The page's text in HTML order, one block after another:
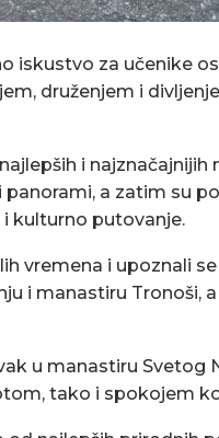
iskustvo za učenike
druženjem i
i najznačajnijih
a zatim su
kulturno putovanje.
vremena i upoznali
i manastiru Tronoši,
u manastiru Svetog
tako i spokojem